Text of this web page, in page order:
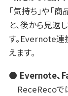
「気持ち」や「
と、後から見返
す。Evernote連
えます。
● Evernote、
ReceRecoで